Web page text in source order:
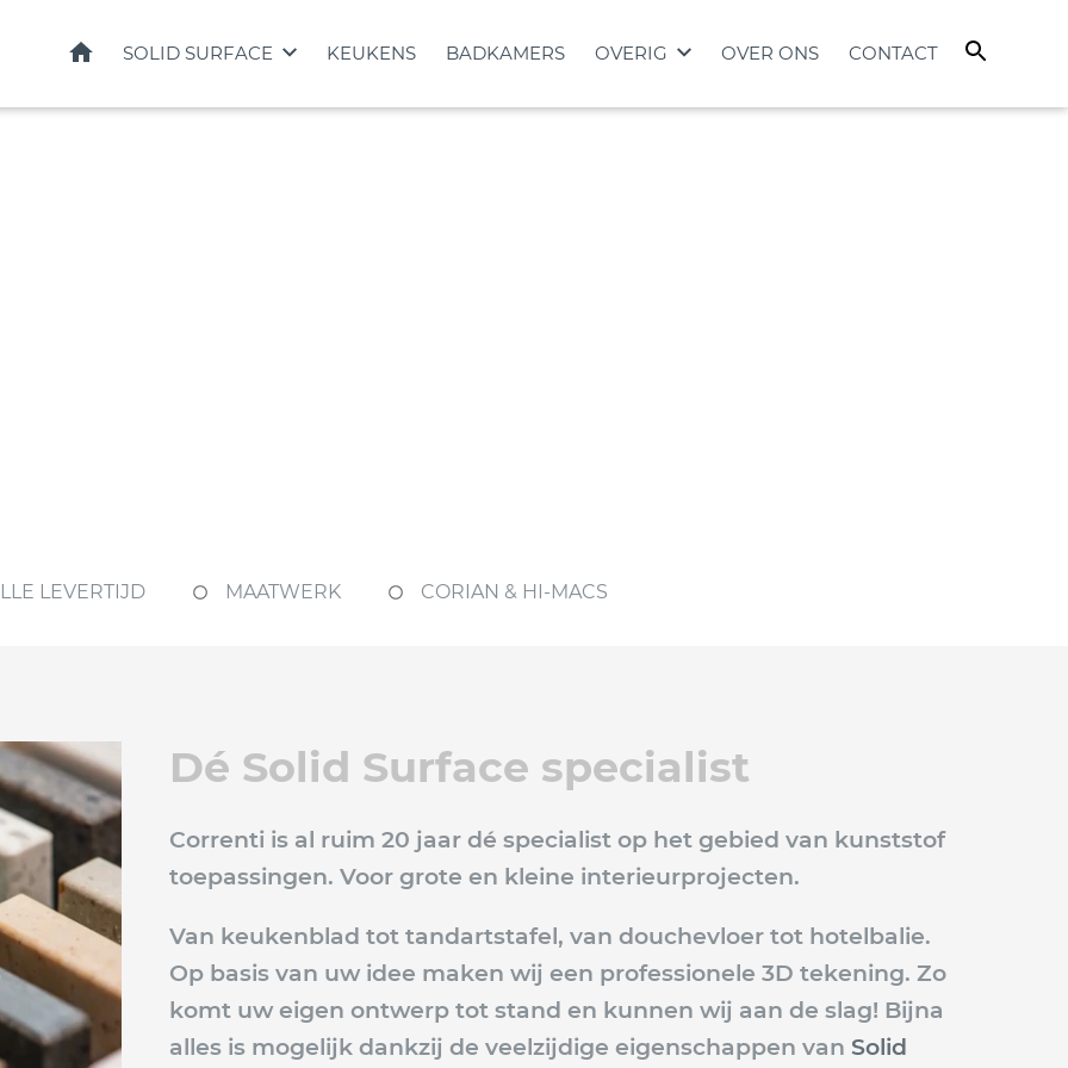
HOMESOLID SURFACE KEUKENS BADKAMERS OVERIG OVER ONS CONTACT
LEVERTIJD MAATWERK CORIAN & HI-MACS
Dé Solid Surface specialist
Correnti is al ruim 20 jaar dé specialist op het gebied van kunststof
toepassingen. Voor grote en kleine interieurprojecten.
Van keukenblad tot tandartstafel, van douchevloer tot hotelbalie.
Op basis van uw idee maken wij een professionele 3D tekening. Zo
komt uw eigen ontwerp tot stand en kunnen wij aan de slag! Bijna
alles is mogelijk dankzij de veelzijdige eigenschappen van Solid